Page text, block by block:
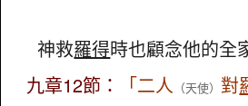
神救羅得時也顧念他的全
九章12節：
「二人 （天使） 對